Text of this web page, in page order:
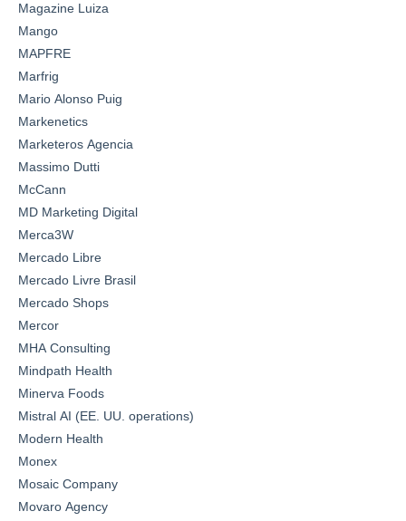
Magazine Luiza
Mango
MAPFRE
Marfrig
Mario Alonso Puig
Markenetics
Marketeros Agencia
Massimo Dutti
McCann
MD Marketing Digital
Merca3W
Mercado Libre
Mercado Livre Brasil
Mercado Shops
Mercor
MHA Consulting
Mindpath Health
Minerva Foods
Mistral AI (EE. UU. operations)
Modern Health
Monex
Mosaic Company
Movaro Agency